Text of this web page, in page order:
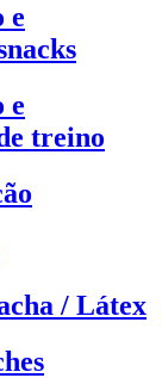
e
e
treino
/ Látex